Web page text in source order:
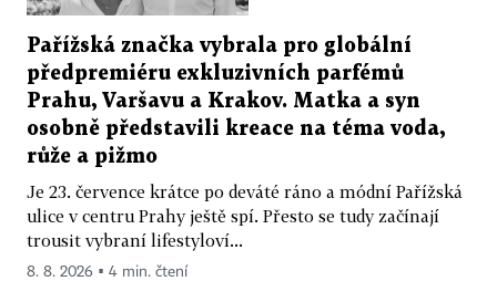
Pařížská značka vybrala pro globální
předpremiéru exkluzivních parfémů
Prahu, Varšavu a Krakov. Matka a syn
osobně představili kreace na téma voda,
růže a pižmo
Je 23. července krátce po deváté ráno a módní Pařížská
ulice v centru Prahy ještě spí. Přesto se tudy začínají
trousit vybraní lifestyloví...
8. 8. 2026 ▪ 4 min. čtení